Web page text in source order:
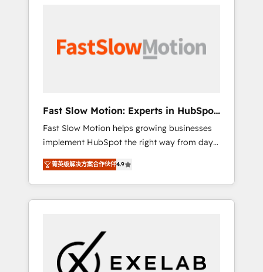
so it actually drives revenue, not just reports
reporting - Workflow automation and data
clean-up - Sales enablement and team
training - Ongoing optimisation and RevOps
support Based in Leeds and London, we
partner with SMEs across the UK who are
ready to turn HubSpot into the growth
engine it’s meant to be.
Fast Slow Motion: Experts in HubSpot
& Salesforce
Fast Slow Motion helps growing businesses
implement HubSpot the right way from day
one — with the flexibility to scale as
complexity increases. Highly certified in both
HubSpot and Salesforce, we bring deep
experience in CRM implementation,
growing mid-market and enterprise
organizations, our team combines strong
technical execution with real business
菁英级解决方案合作伙伴4.9